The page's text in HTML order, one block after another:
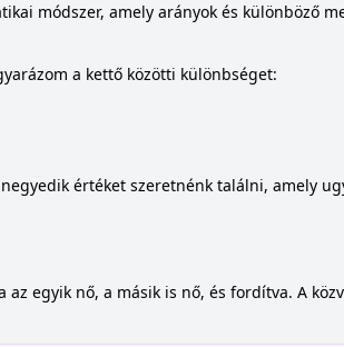
módszer, amely arányok és különböző
a kettő közötti különbséget:
értéket szeretnénk találni, amely
egyik nő, a másik is nő, és fordítva. A